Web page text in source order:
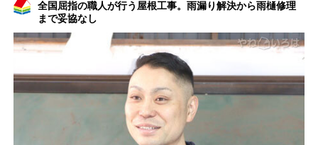
全国屈指の職人が行う屋根工事。雨漏り解決から雨樋修理
まで妥協なし